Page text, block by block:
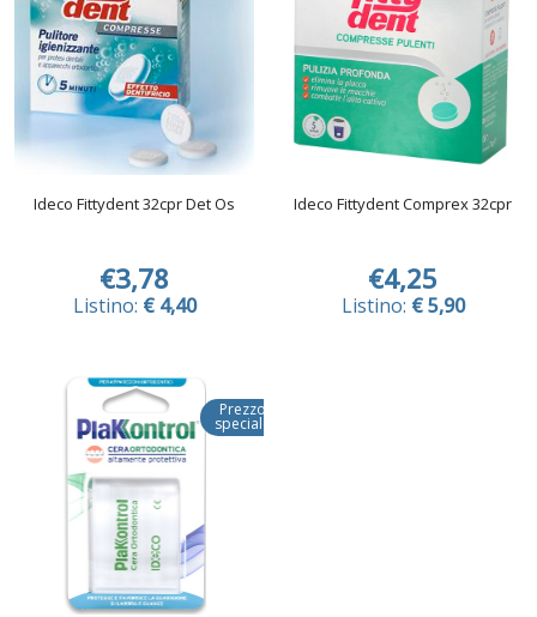
Ideco Fittydent 32cpr Det Os
€3,78
Listino: € 4,40
Ideco Fittydent Comprex 32cpr
€4,25
Listino: € 5,90
Prezzo
speciale